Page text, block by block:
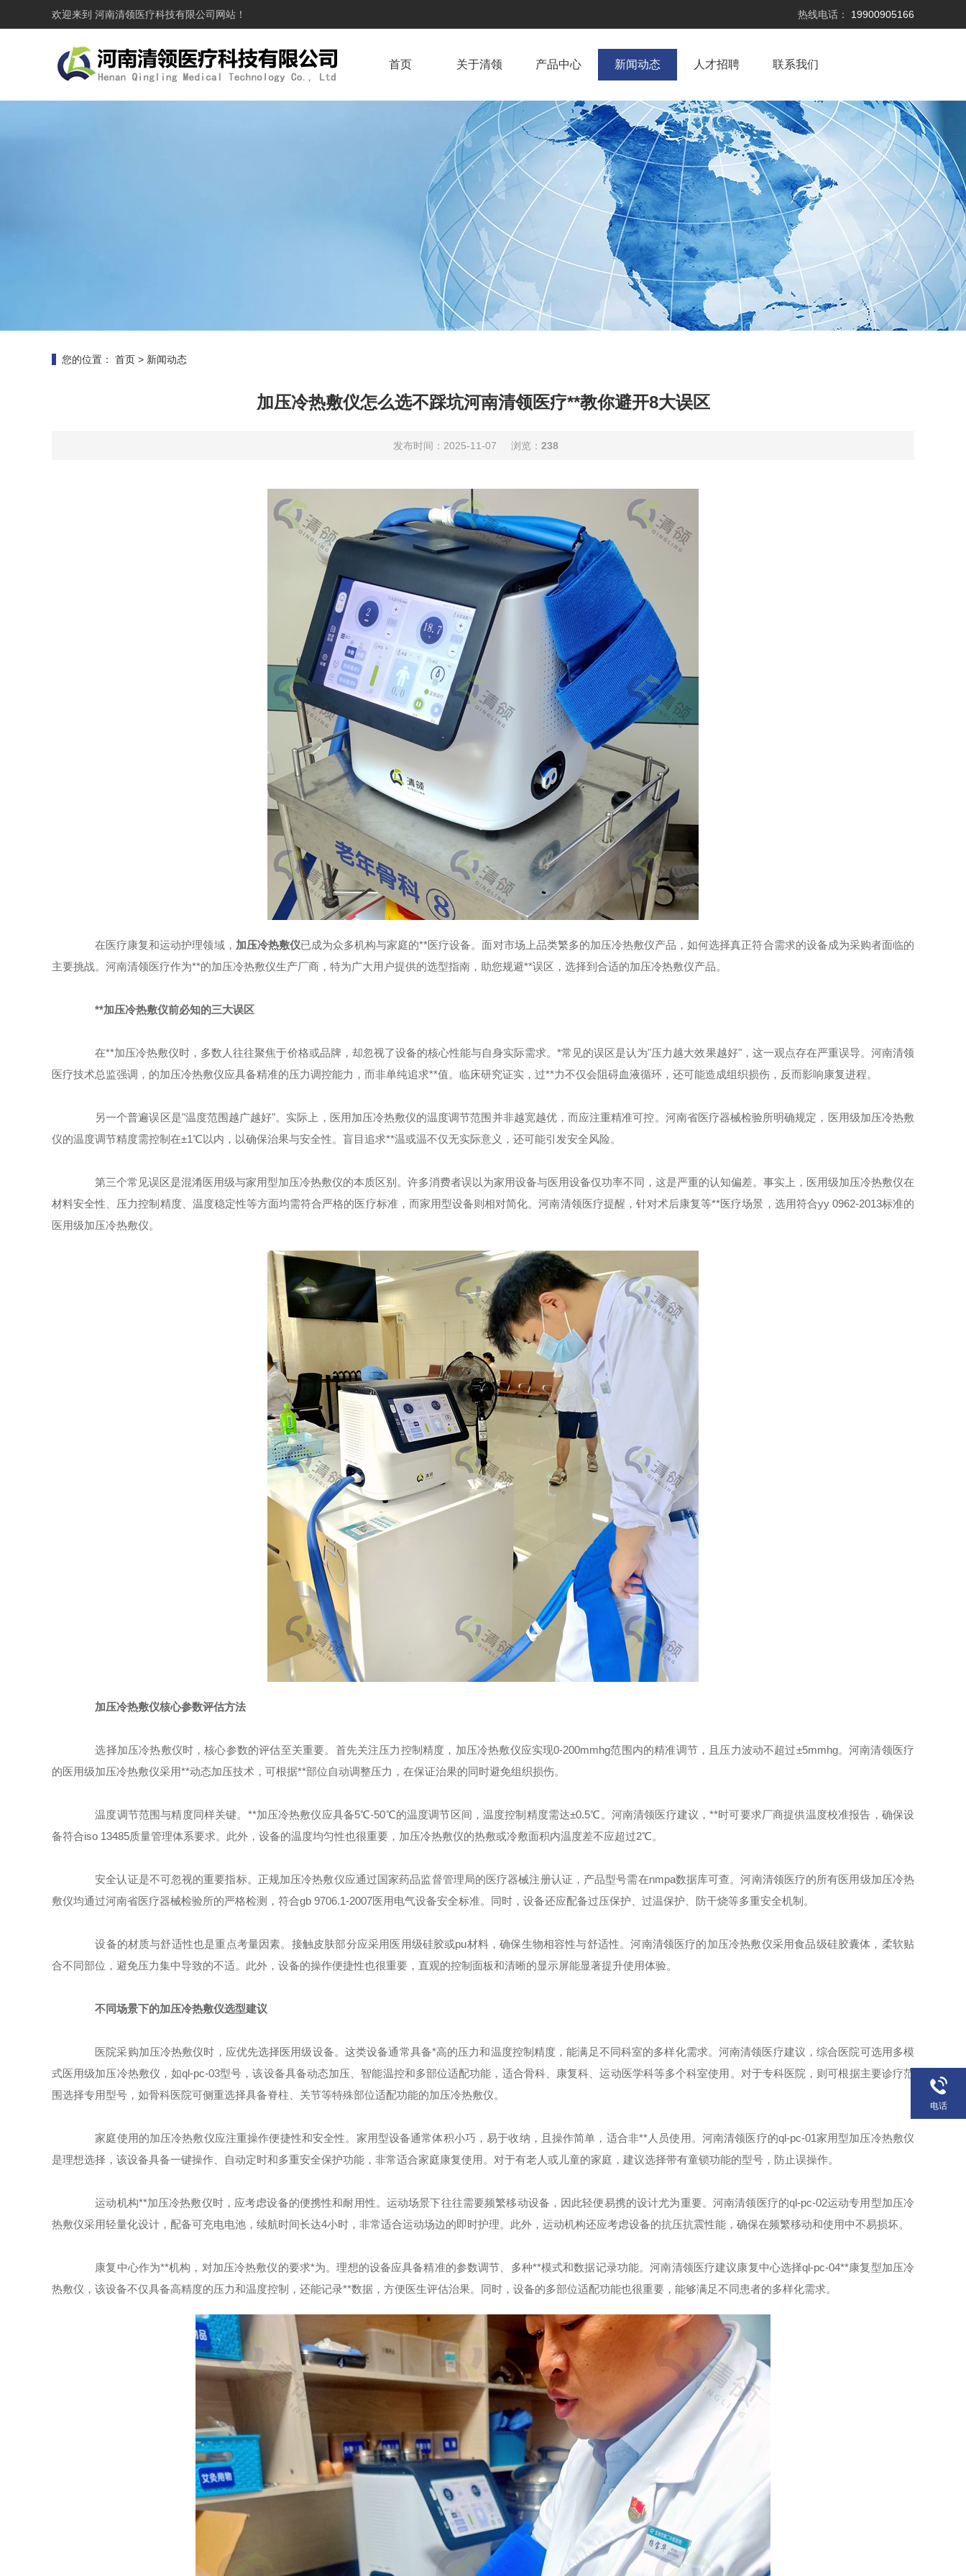
欢迎来到 河南清领医疗科技有限公司 网站！ 热线电话： 19900905166
首页 关于清领 产品中心 新闻动态 人才招聘 联系我们
您的位置： 首页 > 新闻动态
加压冷热敷仪怎么选不踩坑河南清领医疗**教你避开8大误区
发布时间：2025-11-07 浏览： 238
在医疗康复和运动护理领域， 加压冷热敷仪已成为众多机构与家庭的**医疗设备。面对市场上品类繁多的加压冷热敷仪产品，如何选择真正符合需求的设备成为采购者面临的
主要挑战。河南清领医疗作为**的加压冷热敷仪生产厂商，特为广大用户提供的选型指南，助您规避**误区，选择到合适的加压冷热敷仪产品。
**加压冷热敷仪前必知的三大误区
在**加压冷热敷仪时，多数人往往聚焦于价格或品牌，却忽视了设备的核心性能与自身实际需求。*常见的误区是认为"压力越大效果越好"，这一观点存在严重误导。河南清领
医疗技术总监强调，的加压冷热敷仪应具备精准的压力调控能力，而非单纯追求**值。临床研究证实，过**力不仅会阻碍血液循环，还可能造成组织损伤，反而影响康复进程。
另一个普遍误区是"温度范围越广越好"。实际上，医用加压冷热敷仪的温度调节范围并非越宽越优，而应注重精准可控。河南省医疗器械检验所明确规定，医用级加压冷热敷
仪的温度调节精度需控制在±1℃以内，以确保治果与安全性。盲目追求**温或温不仅无实际意义，还可能引发安全风险。
第三个常见误区是混淆医用级与家用型加压冷热敷仪的本质区别。许多消费者误以为家用设备与医用设备仅功率不同，这是严重的认知偏差。事实上，医用级加压冷热敷仪在
材料安全性、压力控制精度、温度稳定性等方面均需符合严格的医疗标准，而家用型设备则相对简化。河南清领医疗提醒，针对术后康复等**医疗场景，选用符合yy 0962-2013标准的
医用级加压冷热敷仪。
加压冷热敷仪核心参数评估方法
选择加压冷热敷仪时，核心参数的评估至关重要。首先关注压力控制精度，加压冷热敷仪应实现0-200mmhg范围内的精准调节，且压力波动不超过±5mmhg。河南清领医疗
的医用级加压冷热敷仪采用**动态加压技术，可根据**部位自动调整压力，在保证治果的同时避免组织损伤。
温度调节范围与精度同样关键。**加压冷热敷仪应具备5℃-50℃的温度调节区间，温度控制精度需达±0.5℃。河南清领医疗建议，**时可要求厂商提供温度校准报告，确保设
备符合iso 13485质量管理体系要求。此外，设备的温度均匀性也很重要，加压冷热敷仪的热敷或冷敷面积内温度差不应超过2℃。
安全认证是不可忽视的重要指标。正规加压冷热敷仪应通过国家药品监督管理局的医疗器械注册认证，产品型号需在nmpa数据库可查。河南清领医疗的所有医用级加压冷热
敷仪均通过河南省医疗器械检验所的严格检测，符合gb 9706.1-2007医用电气设备安全标准。同时，设备还应配备过压保护、过温保护、防干烧等多重安全机制。
设备的材质与舒适性也是重点考量因素。接触皮肤部分应采用医用级硅胶或pu材料，确保生物相容性与舒适性。河南清领医疗的加压冷热敷仪采用食品级硅胶囊体，柔软贴
合不同部位，避免压力集中导致的不适。此外，设备的操作便捷性也很重要，直观的控制面板和清晰的显示屏能显著提升使用体验。
不同场景下的加压冷热敷仪选型建议
医院采购加压冷热敷仪时，应优先选择医用级设备。这类设备通常具备*高的压力和温度控制精度，能满足不同科室的多样化需求。河南清领医疗建议，综合医院可选用多模
式医用级加压冷热敷仪，如ql-pc-03型号，该设备具备动态加压、智能温控和多部位适配功能，适合骨科、康复科、运动医学科等多个科室使用。对于专科医院，则可根据主要诊疗范
围选择专用型号，如骨科医院可侧重选择具备脊柱、关节等特殊部位适配功能的加压冷热敷仪。
家庭使用的加压冷热敷仪应注重操作便捷性和安全性。家用型设备通常体积小巧，易于收纳，且操作简单，适合非**人员使用。河南清领医疗的ql-pc-01家用型加压冷热敷仪
是理想选择，该设备具备一键操作、自动定时和多重安全保护功能，非常适合家庭康复使用。对于有老人或儿童的家庭，建议选择带有童锁功能的型号，防止误操作。
运动机构**加压冷热敷仪时，应考虑设备的便携性和耐用性。运动场景下往往需要频繁移动设备，因此轻便易携的设计尤为重要。河南清领医疗的ql-pc-02运动专用型加压冷
热敷仪采用轻量化设计，配备可充电电池，续航时间长达4小时，非常适合运动场边的即时护理。此外，运动机构还应考虑设备的抗压抗震性能，确保在频繁移动和使用中不易损坏。
康复中心作为**机构，对加压冷热敷仪的要求*为。理想的设备应具备精准的参数调节、多种**模式和数据记录功能。河南清领医疗建议康复中心选择ql-pc-04**康复型加压冷
热敷仪，该设备不仅具备高精度的压力和温度控制，还能记录**数据，方便医生评估治果。同时，设备的多部位适配功能也很重要，能够满足不同患者的多样化需求。
电话